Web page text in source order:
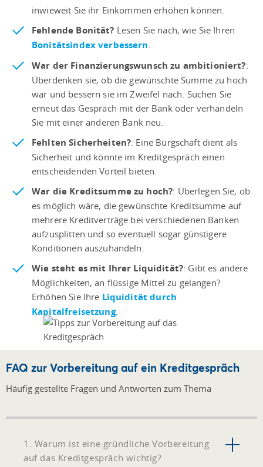
inwieweit Sie ihr Einkommen erhöhen können.
Fehlende Bonität? Lesen Sie nach, wie Sie Ihren
Bonitätsindex verbessern.
War der Finanzierungswunsch zu ambitioniert?:
Überdenken sie, ob die gewünschte Summe zu hoch
war und bessern sie im Zweifel nach. Suchen Sie
erneut das Gespräch mit der Bank oder verhandeln
Sie mit einer anderen Bank neu.
Fehlten Sicherheiten?: Eine Bürgschaft dient als
Sicherheit und könnte im Kreditgespräch einen
entscheidenden Vorteil bieten.
War die Kreditsumme zu hoch?: Überlegen Sie, ob
es möglich wäre, die gewünschte Kreditsumme auf
mehrere Kreditverträge bei verschiedenen Banken
aufzusplitten und so eventuell sogar günstigere
Konditionen auszuhandeln.
Wie steht es mit Ihrer Liquidität?: Gibt es andere
Möglichkeiten, an flüssige Mittel zu gelangen?
Erhöhen Sie Ihre Liquidität durch
Kapitalfreisetzung.
FAQ zur Vorbereitung auf ein Kreditgespräch
Häufig gestellte Fragen und Antworten zum Thema
1. Warum ist eine gründliche Vorbereitung
auf das Kreditgespräch wichtig?